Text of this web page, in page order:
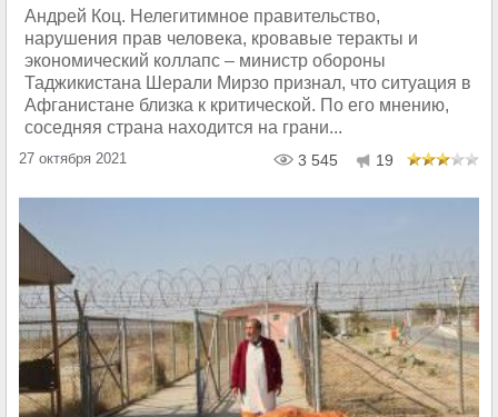
Андрей Коц. Нелегитимное правительство,
нарушения прав человека, кровавые теракты и
экономический коллапс – министр обороны
Таджикистана Шерали Мирзо признал, что ситуация в
Афганистане близка к критической. По его мнению,
соседняя страна находится на грани...
27 октября 2021 3 545 19